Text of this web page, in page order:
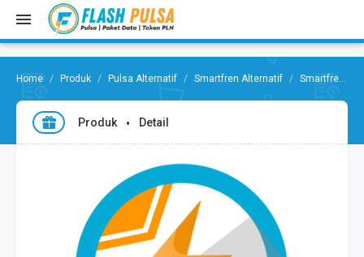
Produk Pulsa Alternatif Smartfren Alternatif Smartfren Pulsa Alternatif 30.000
Produk Detail